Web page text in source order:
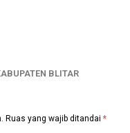
BLITAR
Ruas yang wajib ditandai *